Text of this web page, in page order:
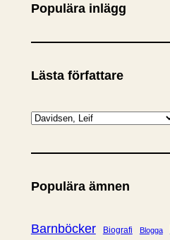
Populära inlägg
Lästa författare
K
t
g
r
Populära ämnen
Barnböcker Biografi Blogga